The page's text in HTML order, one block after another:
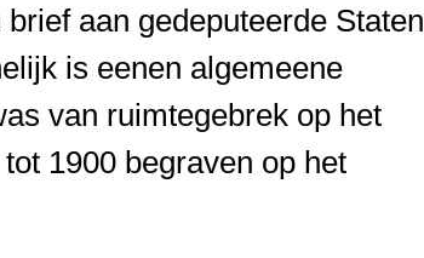
aan gedeputeerde Staten
is eenen algemeene
van ruimtegebrek op het
1900 begraven op het